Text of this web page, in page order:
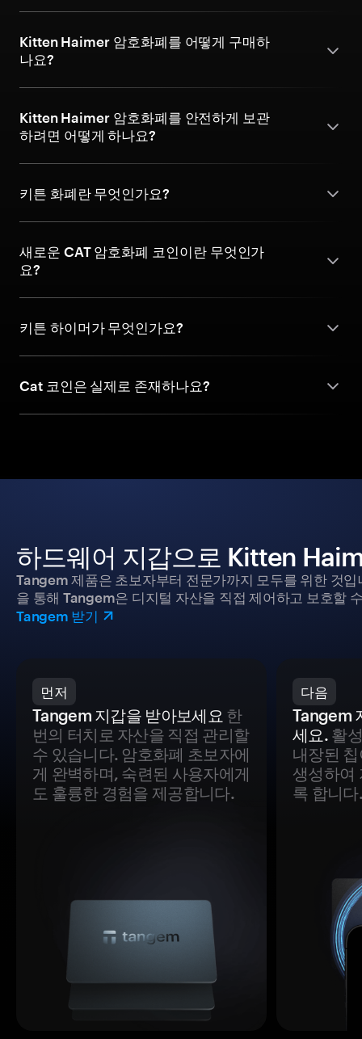
Kitten Haimer 암호화폐를 어떻게 구매하
나요?
Kitten Haimer 암호화폐를 안전하게 보관
하려면 어떻게 하나요?
키튼 화폐란 무엇인가요?
새로운 CAT 암호화폐 코인이란 무엇인가
요?
키튼 하이머가 무엇인가요?
Cat 코인은 실제로 존재하나요?
하드웨어 지갑으로 Kitten
Tangem 제품은 초보자부터 전문가까지 모두를 위한 것
을 통해 Tangem은 디지털 자산을 직접 제어하고 보호할
Tangem 받기
먼저
Tangem 지갑을 받아보세요 한
번의 터치로 자산을 직접 관리할
수 있습니다. 암호화폐 초보자에
게 완벽하며, 숙련된 사용자에게
도 훌륭한 경험을 제공합니다.
다음
Tangem
세요.활
내장된
생성하여
록 합니다.